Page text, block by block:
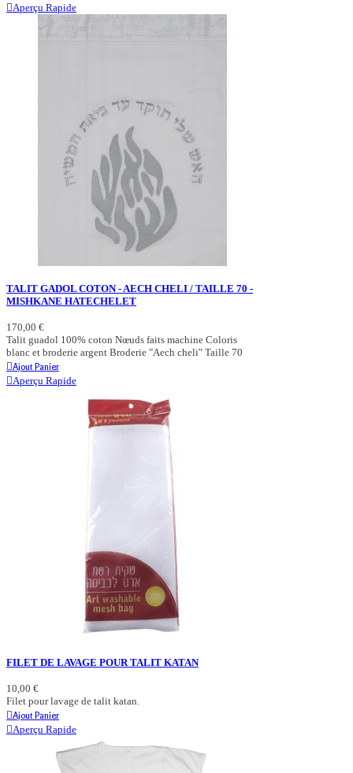
Aperçu Rapide
TALIT GADOL COTON - AECH CHELI / TAILLE 70 -
MISHKANE HATECHELET
170,00 €
Talit guadol 100% coton Nœuds faits machine Coloris
blanc et broderie argent Broderie "Aech cheli" Taille 70
Ajout Panier
Aperçu Rapide
FILET DE LAVAGE POUR TALIT KATAN
10,00 €
Filet pour lavage de talit katan.
Ajout Panier
Aperçu Rapide